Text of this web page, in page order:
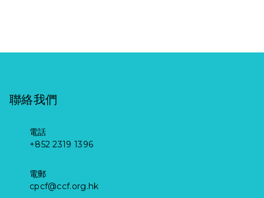
聯絡我們
電話
+852 2319 1396
電郵
cpcf@ccf.org.hk